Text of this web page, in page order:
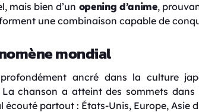
mais bien d’un opening d’anime,
une combinaison capable de
mondial
ancré dans la culture
chanson a atteint des sommets
écouté partout : États-Unis, Europe, Asie